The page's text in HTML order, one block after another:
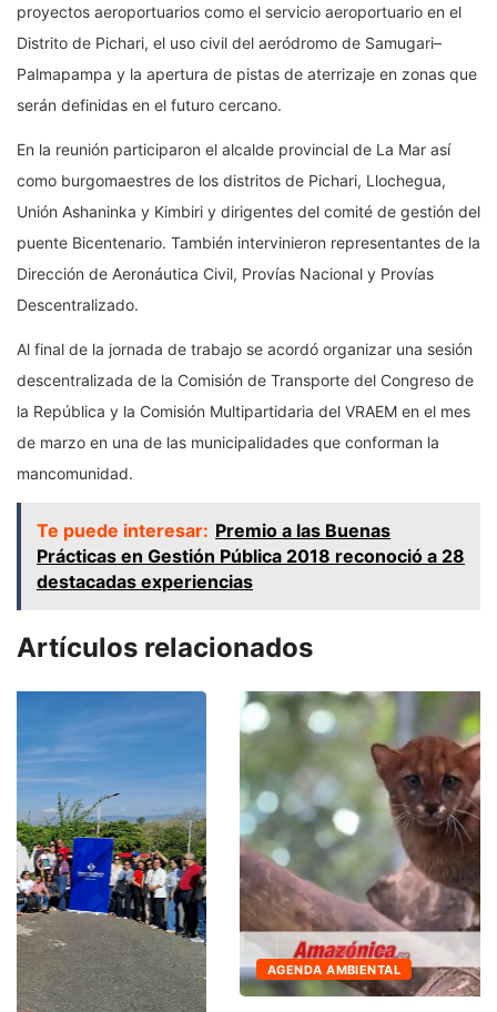
proyectos aeroportuarios como el servicio aeroportuario en el
Distrito de Pichari, el uso civil del aeródromo de Samugari–
Palmapampa y la apertura de pistas de aterrizaje en zonas que
serán definidas en el futuro cercano.
En la reunión participaron el alcalde provincial de La Mar así
como burgomaestres de los distritos de Pichari, Llochegua,
Unión Ashaninka y Kimbiri y dirigentes del comité de gestión del
puente Bicentenario. También intervinieron representantes de la
Dirección de Aeronáutica Civil, Provías Nacional y Provías
Descentralizado.
Al final de la jornada de trabajo se acordó organizar una sesión
descentralizada de la Comisión de Transporte del Congreso de
la República y la Comisión Multipartidaria del VRAEM en el mes
de marzo en una de las municipalidades que conforman la
mancomunidad.
Te puede interesar: Premio a las Buenas
Prácticas en Gestión Pública 2018 reconoció a 28
destacadas experiencias
Artículos relacionados
AGENDA AMBIENTAL